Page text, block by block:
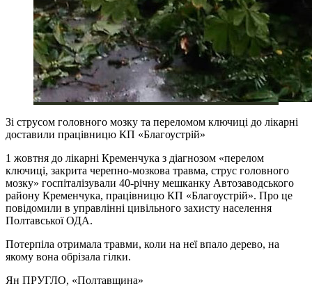
Зі струсом головного мозку та переломом ключиці до лікарні
доставили працівницю КП «Благоустрій»
1 жовтня до лікарні Кременчука з діагнозом «перелом
ключиці, закрита черепно-мозкова травма, струс головного
мозку» госпіталізували 40-річну мешканку Автозаводського
району Кременчука, працівницю КП «Благоустрій». Про це
повідомили в управлінні цивільного захисту населення
Полтавської ОДА.
Потерпіла отримала травми, коли на неї впало дерево, на
якому вона обрізала гілки.
Ян ПРУГЛО, «Полтавщина»